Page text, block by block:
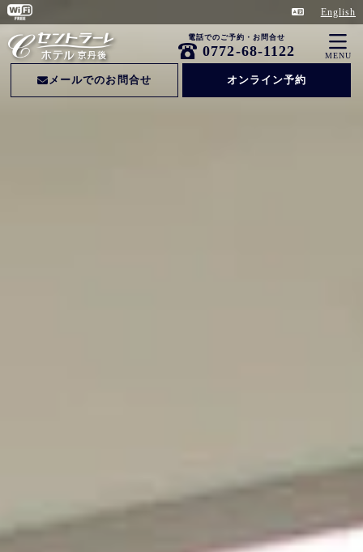
English
電話でのご予約・お問合せ
0772-68-1122
メールでのお問合せ オンライン予約
MENU